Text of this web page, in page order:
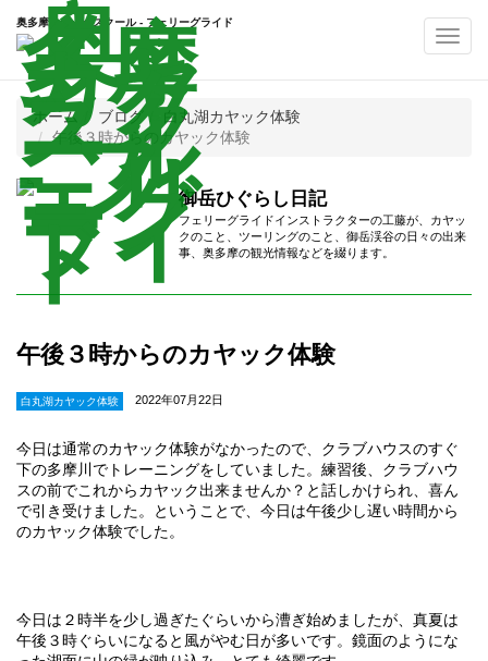
奥多摩カヤックスクール - フェリーグライド
ホーム ブログ
白丸湖カヤック体験
午後３時からのカヤック体験
御岳ひぐらし日記
フェリーグライドインストラクターの工藤が、カヤッ
クのこと、ツーリングのこと、御岳渓谷の日々の出来
事、奥多摩の観光情報などを綴ります。
午後３時からのカヤック体験
白丸湖カヤック体験 2022年07月22日
今日は通常のカヤック体験がなかったので、クラブハウスのすぐ
下の多摩川でトレーニングをしていました。練習後、クラブハウ
スの前でこれからカヤック出来ませんか？と話しかけられ、喜ん
で引き受けました。ということで、今日は午後少し遅い時間から
のカヤック体験でした。
今日は２時半を少し過ぎたぐらいから漕ぎ始めましたが、真夏は
午後３時ぐらいになると風がやむ日が多いです。鏡面のようにな